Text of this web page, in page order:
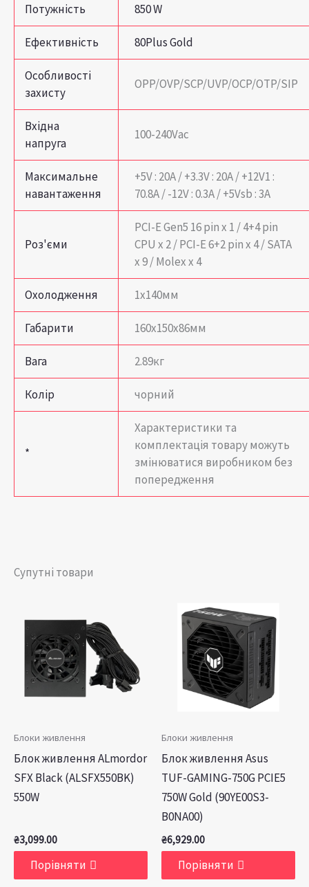
Потужність 850 W
Ефективність 80Plus Gold
Особливості
захисту
OPP/OVP/SCP/UVP/OCP/OTP/SIP
Вхідна
напруга
100-240Vac
Максимальне
навантаження
+5V : 20А / +3.3V : 20А / +12V1 :
70.8А / -12V : 0.3А / +5Vsb : 3А
Роз'єми
PCI-E Gen5 16 pin x 1 / 4+4 pin
CPU x 2 / PCI-E 6+2 pin x 4 / SATA
x 9 / Molex x 4
Охолодження 1х140мм
Габарити 160x150x86мм
Вага 2.89кг
Колір чорний
*
Характеристики та
комплектація товару можуть
змінюватися виробником без
попередження
Супутні товари
Блоки живлення
Блок живлення ALmordor
SFX Black (ALSFX550BK)
550W
₴3,099.00
Порівняти
Блоки живлення
Блок живлення Asus
TUF-GAMING-750G PCIE5
750W Gold (90YE00S3-
B0NA00)
₴6,929.00
Порівняти